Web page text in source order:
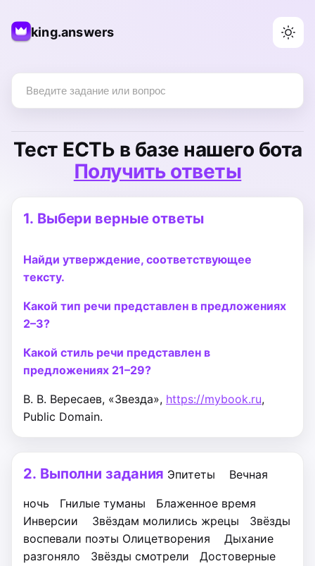
king.answers
Тест ЕСТЬ в базе нашего бота
Получить ответы
1. Выбери верные ответы
Найди утверждение, соответствующее
тексту.
Какой тип речи представлен в предложениях
2–3?
Какой стиль речи представлен в
предложениях 21–29?
В. В. Вересаев, «Звезда», https://mybook.ru,
Public Domain.
2. Выполни задания Эпитеты Вечная
ночь Гнилые туманы
Блаженное время
Инверсии
Звёздам молились жрецы
Звёзды
воспевали поэты Олицетворения
Дыхание
разгоняло
Звёзды смотрели
Достоверные